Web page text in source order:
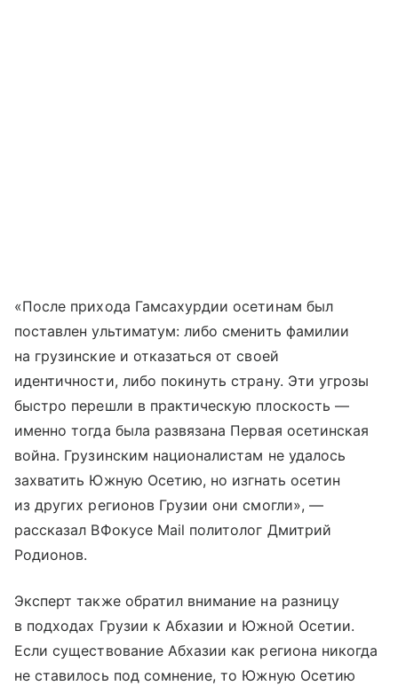
«После прихода Гамсахурдии осетинам был
поставлен ультиматум: либо сменить фамилии
на грузинские и отказаться от своей
идентичности, либо покинуть страну. Эти угрозы
быстро перешли в практическую плоскость —
именно тогда была развязана Первая осетинская
война. Грузинским националистам не удалось
захватить Южную Осетию, но изгнать осетин
из других регионов Грузии они смогли», —
рассказал ВФокусе Mail политолог Дмитрий
Родионов.
Эксперт также обратил внимание на разницу
в подходах Грузии к Абхазии и Южной Осетии.
Если существование Абхазии как региона никогда
не ставилось под сомнение, то Южную Осетию